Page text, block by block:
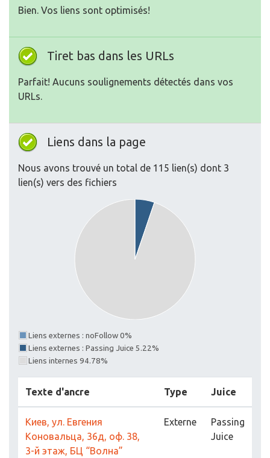
Bien. Vos liens sont optimisés!
Tiret bas dans les URLs
Parfait! Aucuns soulignements détectés dans vos
URLs.
Liens dans la page
Nous avons trouvé un total de 115 lien(s) dont 3
lien(s) vers des fichiers
Liens externes : noFollow 0%
Liens externes : Passing Juice 5.22%
Liens internes 94.78%
Texte d'ancre Type Juice
Киев, ул. Евгения
Коновальца, 36д, оф. 38,
3-й этаж, БЦ “Волна”
Externe
Passing
Juice